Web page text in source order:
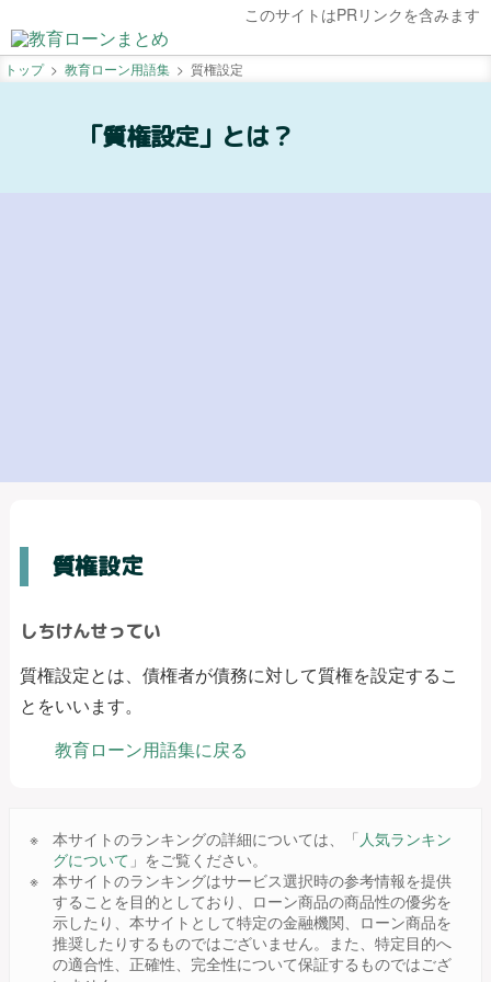
このサイトはPRリンクを含みます
トップ 教育ローン用語集 質権設定
「質権設定」とは？
質権設定
しちけんせってい
質権設定とは、債権者が債務に対して質権を設定するこ
とをいいます。
教育ローン用語集に戻る
本サイトのランキングの詳細については、「 人気ランキン
グについて 」をご覧ください。
本サイトのランキングはサービス選択時の参考情報を提供
することを目的としており、ローン商品の商品性の優劣を
示したり、本サイトとして特定の金融機関、ローン商品を
推奨したりするものではございません。また、特定目的へ
の適合性、正確性、完全性について保証するものではござ